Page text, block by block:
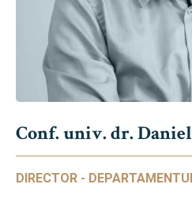
Conf. univ. dr.
DIRECTOR -